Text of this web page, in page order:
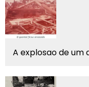
A explosao de um